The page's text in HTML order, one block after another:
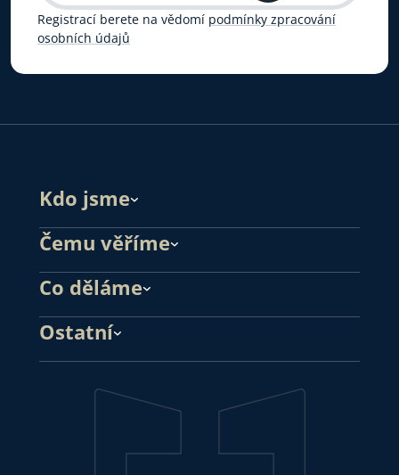
Registrací berete na vědomí podmínky zpracování
osobních údajů
Kdo jsme
Čemu věříme
Co děláme
Ostatní